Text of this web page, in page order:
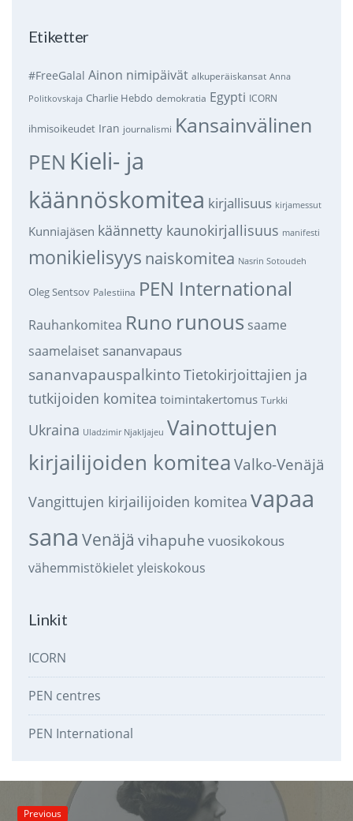
Etiketter
#FreeGalal Ainon nimipäivät alkuperäiskansat Anna
Politkovskaja Charlie Hebdo demokratia Egypti ICORN
ihmisoikeudet Iran journalismi Kansainvälinen
PEN Kieli- ja
käännöskomitea kirjallisuus kirjamessut
Kunniajäsen käännetty kaunokirjallisuus manifesti
monikielisyys naiskomitea Nasrin Sotoudeh
Oleg Sentsov Palestiina PEN International
Rauhankomitea Runo runous saame
saamelaiset sananvapaus
sananvapauspalkintoTietokirjoittajien ja
tutkijoiden komitea toimintakertomus Turkki
Ukraina Uladzimir Njakljajeu Vainottujen
kirjailijoiden komitea Valko-Venäjä
Vangittujen kirjailijoiden komitea vapaa
sana Venäjä vihapuhe vuosikokous
vähemmistökieletyleiskokous
Linkit
ICORN
PEN centres
PEN International
Previous